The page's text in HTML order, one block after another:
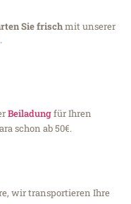
Sie frischmit unserer
Beiladungfür Ihren
schon ab 50€.
wir transportieren Ihre